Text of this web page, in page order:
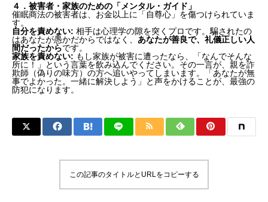
４．被害者・家族のための「メンタル・ガイド」
催眠商法の被害者は、お金以上に「自尊心」を傷つけられていま
す。
自分を責めない: 相手は心理学の隙を突くプロです。騙されたの
はあなたが愚かだからではなく、 あなたが善良で、礼儀正しい人
間だったからです。
家族を責めない: もし家族が被害に遭ったなら、「なんでそんな
所に！」という言葉を飲み込んでください。その一言が、親を詐
欺師（偽りの味方）の方へ追いやってしまいます。「あなたが無
事でよかった。一緒に解決しよう」と声をかけることが、最強の
防犯になります。
この記事のタイトルとURLをコピーする
１．【最優先】24時間以内にやるべき3つのこと
２．迷わず電話！信頼できる相談窓口一覧
３．「クーリング・オフ」通知の送り方ステップ
４．被害者・家族のための「メンタル・ガイド」